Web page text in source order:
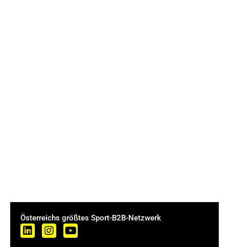
Österreichs größtes Sport-B2B-Netzwerk